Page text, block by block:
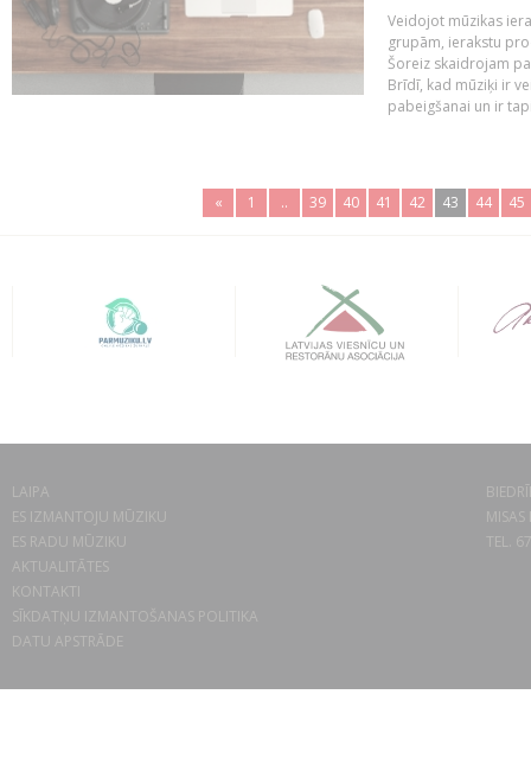
Veidojot mūzikas
grupām, ierakstu
Šoreiz skaidrojam
Brīdī, kad mūziķi ir
pabeigšanai un ir
« 1 .. 39 40 41 42 43 44 45
LAIPA
ES IZMANTOJU MŪZIKU
ES RADU MŪZIKU
AKTUALITĀTES
KONTAKTI
SĪKDATŅU IZMANTOŠANAS POLITIKA
DATU APSTRĀDE
TEL.